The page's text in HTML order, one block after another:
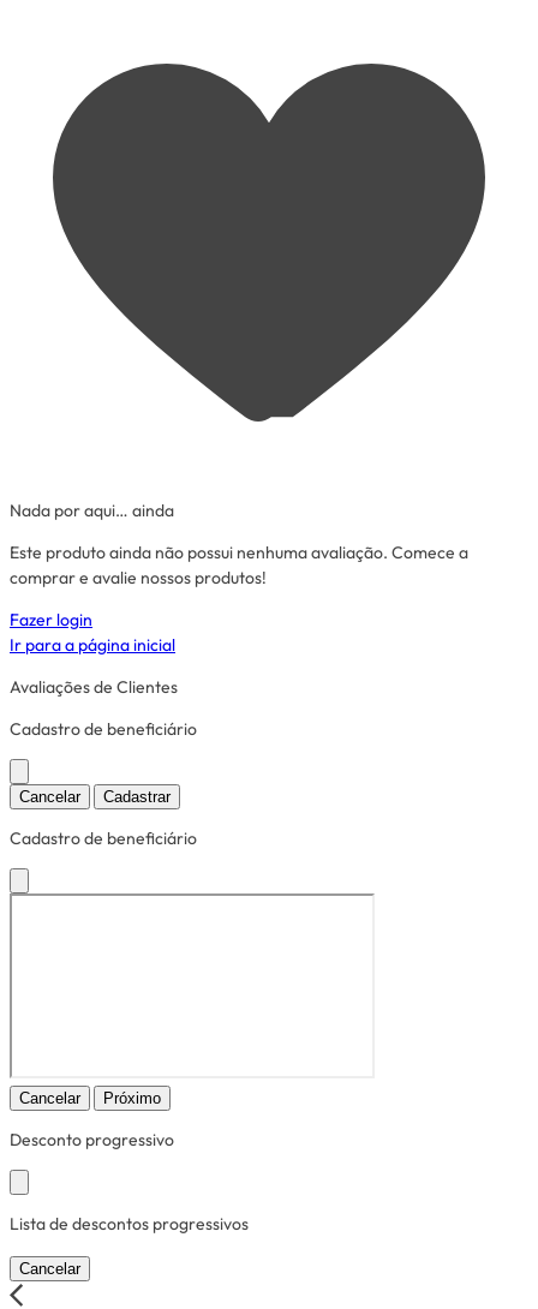
Nada por aqui… ainda
Este produto ainda não possui nenhuma avaliação. Comece a
comprar e avalie nossos produtos!
Fazer login
Ir para a página inicial
Avaliações de Clientes
Cadastro de beneficiário
Cancelar Cadastrar
Cadastro de beneficiário
Cancelar Próximo
Desconto progressivo
Lista de descontos progressivos
Cancelar